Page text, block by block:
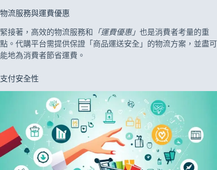
物流服務與運費優惠
緊接著，高效的物流服務和 「運費優惠」 也是消費者考量的重
點。代購平台需提供保證「商品運送安全」的物流方案，並盡可
能地為消費者節省運費。
支付安全性